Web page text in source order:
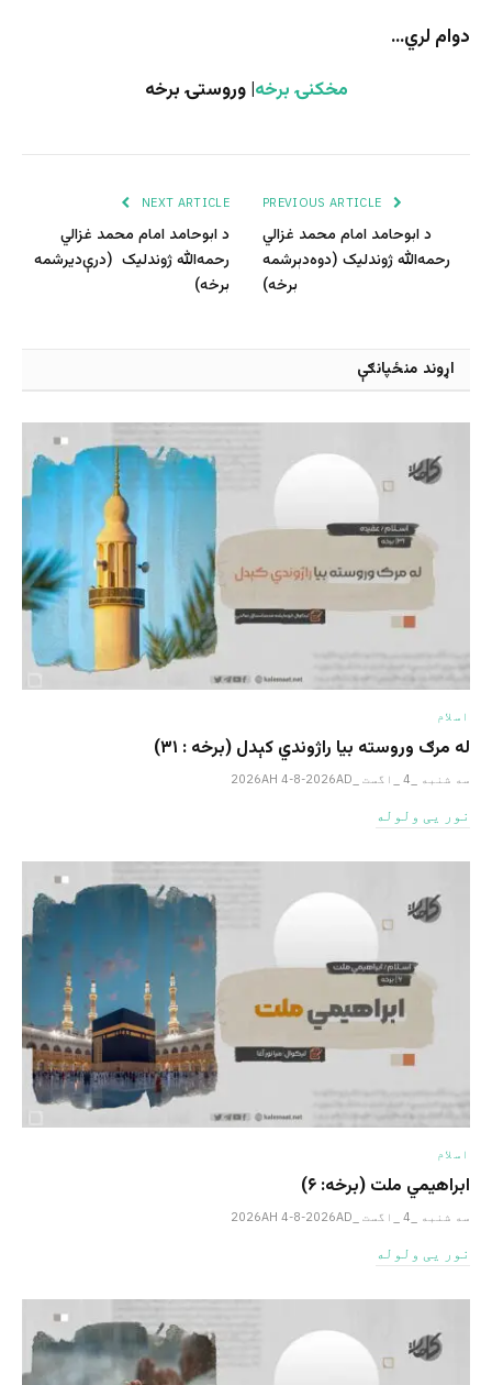
دوام لري…
مخکنۍ برخه| وروستۍ برخه
د ابوحامد امام محمد غزالي
رحمه‌الله ژوندلیک (دوه‌دېرشمه
برخه)
NEXT ARTICLE
د ابوحامد امام محمد غزالي
رحمه‌الله ژوندلیک (درې‌دیرشمه
برخه)
اړوند منځپانګې
اسلام
له مرګ وروسته بیا راژوندي کېدل (برخه : ۳۱)
سه شنبه _4 _اگست _2026AH 4-8-2026AD
نور یی ولوله
اسلام
ابراهيمي ملت (برخه: ۶)
سه شنبه _4 _اگست _2026AH 4-8-2026AD
نور یی ولوله